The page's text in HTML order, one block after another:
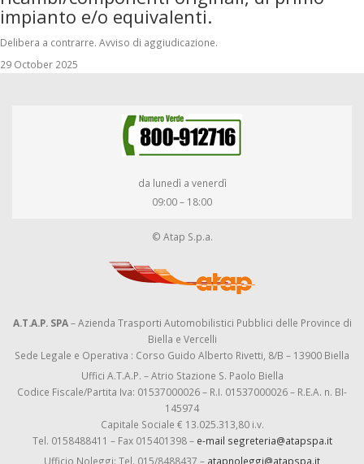
impianto e/o equivalenti.
Delibera a contrarre. Avviso di aggiudicazione.
29 October 2025
da lunedì a venerdì
09:00 – 18:00
© Atap S.p.a.
A.T.A.P. SPA– Azienda Trasporti Automobilistici Pubblici delle Province di
Biella e Vercelli
Sede Legale e Operativa : Corso Guido Alberto Rivetti, 8/B – 13900 Biella
Uffici A.T.A.P. – Atrio Stazione S. Paolo Biella
Codice Fiscale/Partita Iva: 01537000026 – R.I. 01537000026 – R.E.A. n. BI-
145974
Capitale Sociale € 13.025.313,80 i.v.
Tel. 0158488411 – Fax 015401398 – e-mail segreteria@atapspa.it
Ufficio Noleggi: Tel. 015/8488437 – atapnoleggi@atapspa.it